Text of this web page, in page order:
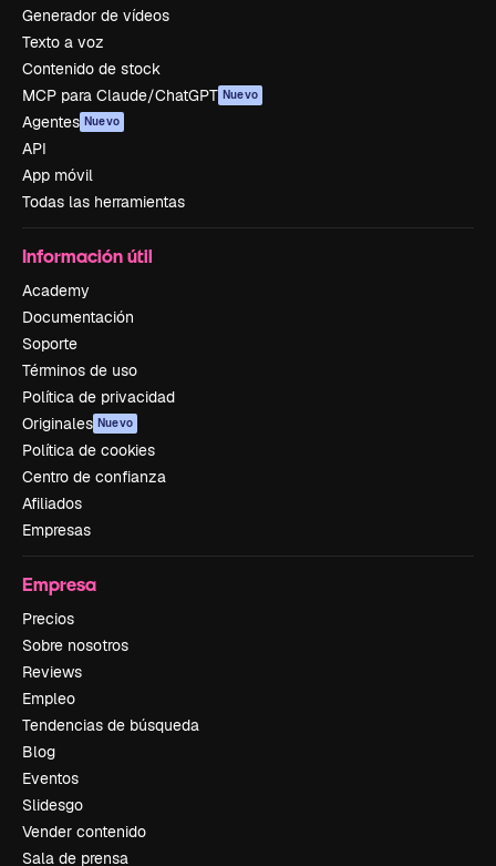
Generador de vídeos
Texto a voz
Contenido de stock
MCP para Claude/ChatGPT Nuevo
Agentes Nuevo
API
App móvil
Todas las herramientas
Información útil
Academy
Documentación
Soporte
Términos de uso
Política de privacidad
Originales Nuevo
Política de cookies
Centro de confianza
Afiliados
Empresas
Empresa
Precios
Sobre nosotros
Reviews
Empleo
Tendencias de búsqueda
Blog
Eventos
Slidesgo
Vender contenido
Sala de prensa